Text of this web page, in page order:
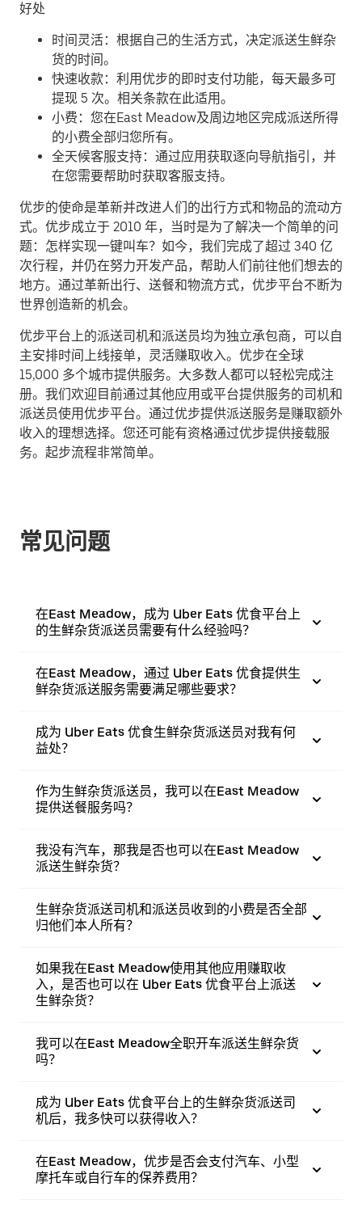
好处
时间灵活：根据自己的生活方式，决定派送生鲜杂
货的时间。
快速收款：利用优步的即时支付功能，每天最多可
提现 5 次。相关条款在此适用。
小费：您在East Meadow及周边地区完成派送所得
的小费全部归您所有。
全天候客服支持：通过应用获取逐向导航指引，并
在您需要帮助时获取客服支持。
优步的使命是革新并改进人们的出行方式和物品的流动方
式。优步成立于 2010 年，当时是为了解决一个简单的问
题：怎样实现一键叫车？如今，我们完成了超过 340 亿
次行程，并仍在努力开发产品，帮助人们前往他们想去的
地方。通过革新出行、送餐和物流方式，优步平台不断为
世界创造新的机会。
优步平台上的派送司机和派送员均为独立承包商，可以自
主安排时间上线接单，灵活赚取收入。优步在全球
15,000 多个城市提供服务。大多数人都可以轻松完成注
册。我们欢迎目前通过其他应用或平台提供服务的司机和
派送员使用优步平台。通过优步提供派送服务是赚取额外
收入的理想选择。您还可能有资格通过优步提供接载服
务。起步流程非常简单。
常见问题
在East Meadow，成为 Uber Eats 优食平台上
的生鲜杂货派送员需要有什么经验吗？
在East Meadow，通过 Uber Eats 优食提供生
鲜杂货派送服务需要满足哪些要求？
成为 Uber Eats 优食生鲜杂货派送员对我有何
益处？
作为生鲜杂货派送员，我可以在East Meadow
提供送餐服务吗？
我没有汽车，那我是否也可以在East Meadow
派送生鲜杂货？
生鲜杂货派送司机和派送员收到的小费是否全部
归他们本人所有？
如果我在East Meadow使用其他应用赚取收
入，是否也可以在 Uber Eats 优食平台上派送
生鲜杂货？
我可以在East Meadow全职开车派送生鲜杂货
吗？
成为 Uber Eats 优食平台上的生鲜杂货派送司
机后，我多快可以获得收入？
在East Meadow，优步是否会支付汽车、小型
摩托车或自行车的保养费用？